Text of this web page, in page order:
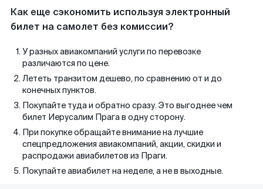
Как еще сэкономить используя электронный
билет на самолет без комиссии?
У разных авиакомпаний услуги по перевозке
различаются по цене.
Лететь транзитом дешево, по сравнению от и до
конечных пунктов.
Покупайте туда и обратно сразу. Это выгоднее чем
билет Иерусалим Прага в одну сторону.
При покупке обращайте внимание на лучшие
спецпредложения авиакомпаний, акции, скидки и
распродажи авиабилетов из Праги.
Покупайте авиабилет на неделе, а не в выходные.